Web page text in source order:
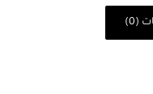
(0)